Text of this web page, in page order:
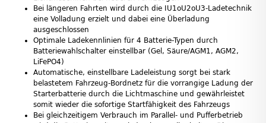
Bei längeren Fahrten wird durch die IU1oU2oU3-Ladetechnik
eine Volladung erzielt und dabei eine Überladung
ausgeschlossen
Optimale Ladekennlinien für 4 Batterie-Typen durch
Batteriewahlschalter einstellbar (Gel, Säure/AGM1, AGM2,
LiFePO4)
Automatische, einstellbare Ladeleistung sorgt bei stark
belastetem Fahrzeug-Bordnetz für die vorrangige Ladung der
Starterbatterie durch die Lichtmaschine und gewährleistet
somit wieder die sofortige Startfähigkeit des Fahrzeugs
Bei gleichzeitigem Verbrauch im Parallel- und Pufferbetrieb